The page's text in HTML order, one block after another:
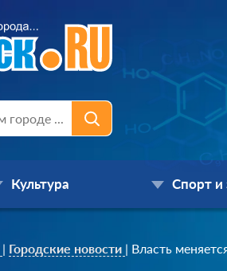
Культура Спорт и
| Городские новости | Власть